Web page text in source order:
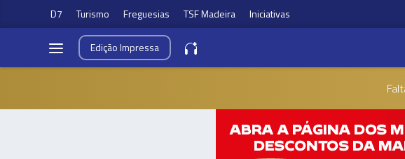
D7 Turismo Freguesias TSF Madeira Iniciativas
EdiçãoImpressa